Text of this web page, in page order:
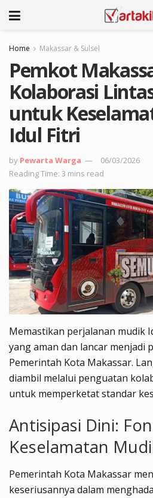
Home Makassar & Sulsel
Pemkot
Kolaborasi
untuk
Idul Fitri
by Pewarta Warga
06/03/2026
Reading Time: 3 mins read
Memastikan perjalanan mudik
yang aman dan lancar menjadi
Pemerintah Kota Makassar.
diambil melalui penguatan
untuk memperketat standar
Antisipasi Dini:
Keselamatan
Pemerintah Kota Makassar
keseriusannya dalam